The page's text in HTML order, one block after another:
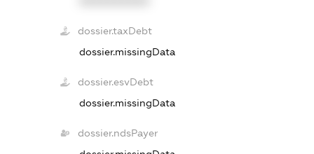
dossier.taxDebt
dossier.missingData
dossier.esvDebt
dossier.missingData
dossier.ndsPayer